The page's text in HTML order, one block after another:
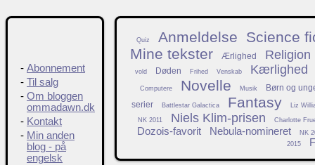
Quiz Anmeldelse
Science
Mine tekster
Ærlighed Religion
vold Døden Frihed Venskab Kærlighed
Computere Novelle Musik
Børn og
serier
Battlestar Galactica Fantasy Liz
NK 2011 Niels Klim-prisen Charlotte
Dozois-favorit Nebula-nomineret
NK
2015
- Abonnement
- Til salg
- Om bloggen
ommadawn.dk
- Kontakt
- Min anden
blog - på
engelsk